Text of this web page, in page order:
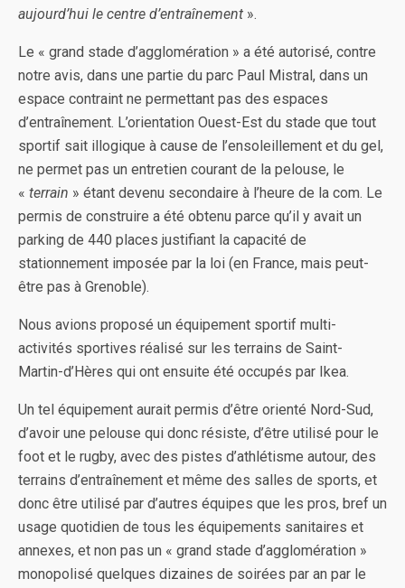
aujourd’hui le centre d’entraînement ».
Le « grand stade d’agglomération » a été autorisé, contre
notre avis, dans une partie du parc Paul Mistral, dans un
espace contraint ne permettant pas des espaces
d’entraînement. L’orientation Ouest-Est du stade que tout
sportif sait illogique à cause de l’ensoleillement et du gel,
ne permet pas un entretien courant de la pelouse, le
« terrain » étant devenu secondaire à l’heure de la com. Le
permis de construire a été obtenu parce qu’il y avait un
parking de 440 places justifiant la capacité de
stationnement imposée par la loi (en France, mais peut-
être pas à Grenoble).
Nous avions proposé un équipement sportif multi-
activités sportives réalisé sur les terrains de Saint-
Martin-d’Hères qui ont ensuite été occupés par Ikea.
Un tel équipement aurait permis d’être orienté Nord-Sud,
d’avoir une pelouse qui donc résiste, d’être utilisé pour le
foot et le rugby, avec des pistes d’athlétisme autour, des
terrains d’entraînement et même des salles de sports, et
donc être utilisé par d’autres équipes que les pros, bref un
usage quotidien de tous les équipements sanitaires et
annexes, et non pas un « grand stade d’agglomération »
monopolisé quelques dizaines de soirées par an par le